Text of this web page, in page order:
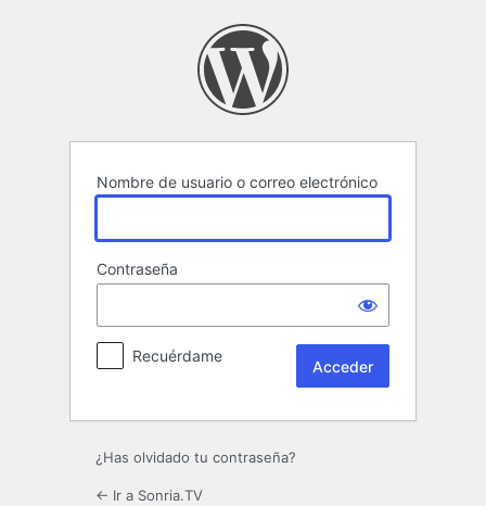
Nombre de usuario o correo electrónico
Contraseña
Recuérdame
¿Has olvidado tu contraseña?
← Ir a Sonria.TV